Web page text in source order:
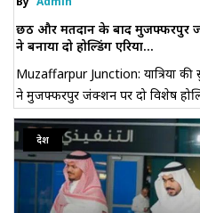
छठ और मतदान के बाद मुजफ्फरपुर
ने बनाया दो होल्डिंग एरिया...
Muzaffarpur Junction: यात्रियों की
ने मुजफ्फरपुर जंक्शन पर दो विशेष
देश